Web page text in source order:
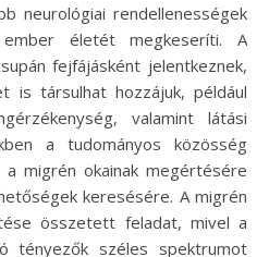
életét megkeseríti. A
fejfájásként jelentkeznek,
is társulhat hozzájuk, például
valamint látási
a tudományos közösség
migrén okainak megértésére
keresésére. A migrén
összetett feladat, mivel a
tényezők széles spektrumot